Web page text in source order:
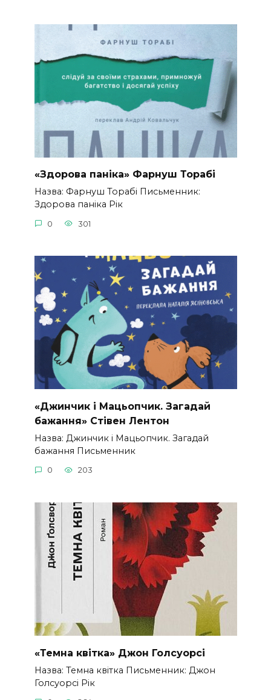
«Здорова паніка» Фарнуш Торабі
Назва: Фарнуш Торабі Письменник:
Здорова паніка Рік
0 301
«Джинчик і Мацьопчик. Загадай
бажання» Стівен Лентон
Назва: Джинчик і Мацьопчик. Загадай
бажання Письменник
0 203
«Темна квітка» Джон Голсуорсі
Назва: Темна квітка Письменник: Джон
Голсуорсі Рік